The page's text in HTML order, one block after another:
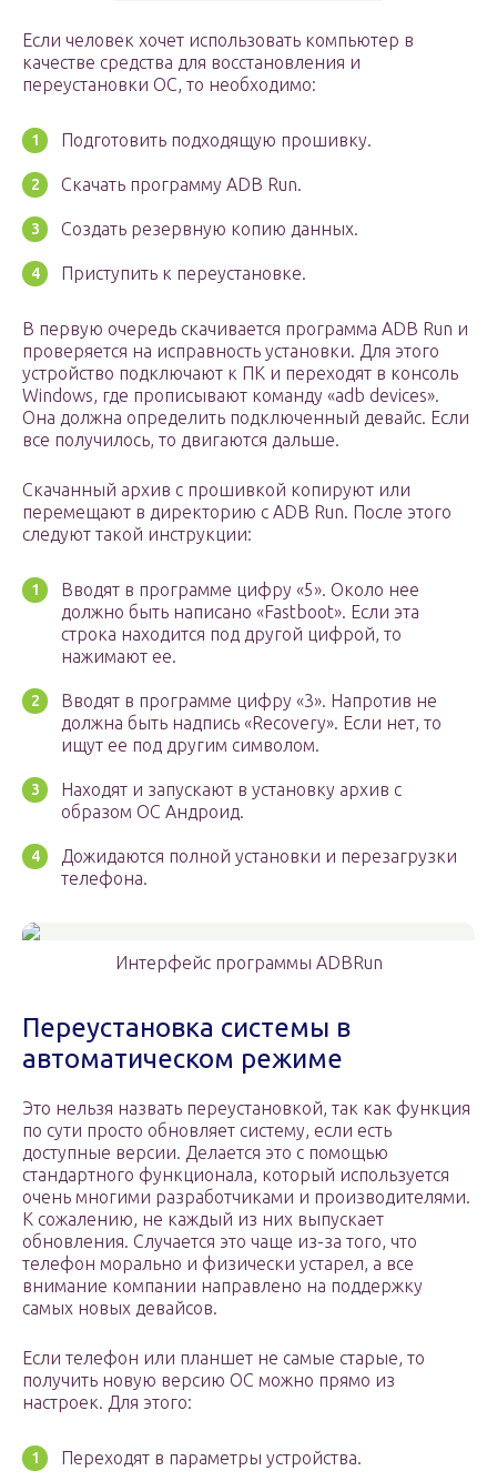
Если человек хочет использовать компьютер в
качестве средства для восстановления и
переустановки ОС, то необходимо:
Подготовить подходящую прошивку.
Скачать программу ADB Run.
Создать резервную копию данных.
Приступить к переустановке.
В первую очередь скачивается программа ADB Run и
проверяется на исправность установки. Для этого
устройство подключают к ПК и переходят в консоль
Windows, где прописывают команду «adb devices».
Она должна определить подключенный девайс. Если
все получилось, то двигаются дальше.
Скачанный архив с прошивкой копируют или
перемещают в директорию с ADB Run. После этого
следуют такой инструкции:
Вводят в программе цифру «5». Около нее
должно быть написано «Fastboot». Если эта
строка находится под другой цифрой, то
нажимают ее.
Вводят в программе цифру «3». Напротив не
должна быть надпись «Recovery». Если нет, то
ищут ее под другим символом.
Находят и запускают в установку архив с
образом ОС Андроид.
Дожидаются полной установки и перезагрузки
телефона.
Интерфейс программы ADBRun
Переустановка системы в
автоматическом режиме
Это нельзя назвать переустановкой, так как функция
по сути просто обновляет систему, если есть
доступные версии. Делается это с помощью
стандартного функционала, который используется
очень многими разработчиками и производителями.
К сожалению, не каждый из них выпускает
обновления. Случается это чаще из-за того, что
телефон морально и физически устарел, а все
внимание компании направлено на поддержку
самых новых девайсов.
Если телефон или планшет не самые старые, то
получить новую версию ОС можно прямо из
настроек. Для этого:
Переходят в параметры устройства.